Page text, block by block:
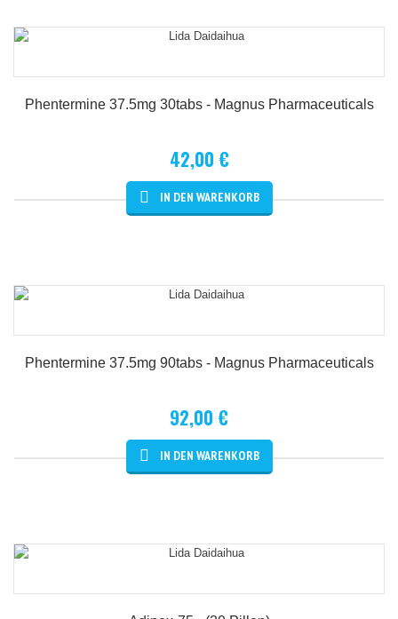
Phentermine 37.5mg 30tabs - Magnus Pharmaceuticals
42,00 €
Phentermine 37.5mg 90tabs - Magnus Pharmaceuticals
92,00 €